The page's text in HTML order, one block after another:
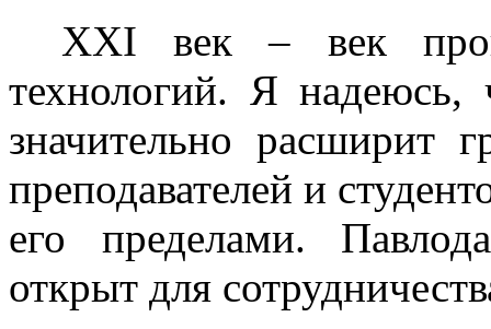
XXI век – век
технологий. Я надеюсь,
значительно расширит
преподавателей и
его пределами.
открыт для